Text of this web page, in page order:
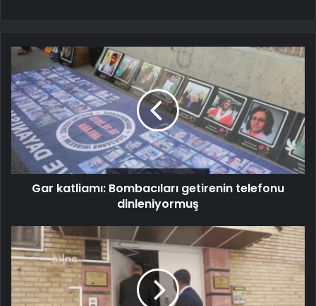
Gar katliamı: Bombacıları getirenin telefonu
dinleniyormuş